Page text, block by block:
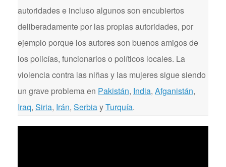
autoridades e incluso algunos son encubiertos
deliberadamente por las propias autoridades, por
ejemplo porque los autores son buenos amigos de
los policías, funcionarios o políticos locales. La
violencia contra las niñas y las mujeres sigue siendo
un grave problema en Pakistán, India, Afganistán,
Iraq, Siria, Irán, SerbiayTurquía.